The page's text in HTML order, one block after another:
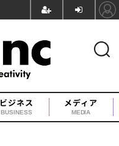
ビジネス
BUSINESS
メディア
MEDIA